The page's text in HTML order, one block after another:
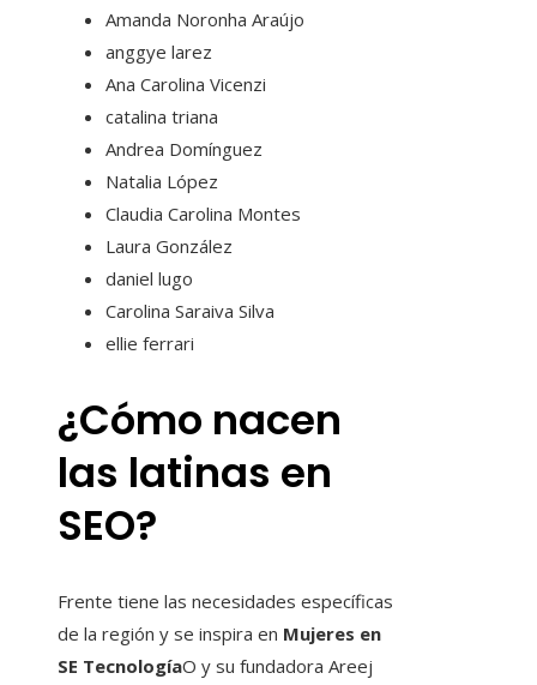
Amanda Noronha Araújo
anggye larez
Ana Carolina Vicenzi
catalina triana
Andrea Domínguez
Natalia López
Claudia Carolina Montes
Laura González
daniel lugo
Carolina Saraiva Silva
ellie ferrari
¿Cómo nacen
las latinas en
SEO?
Frente tiene las necesidades específicas
de la región y se inspira en Mujeres en
SE TecnologíaO y su fundadora Areej